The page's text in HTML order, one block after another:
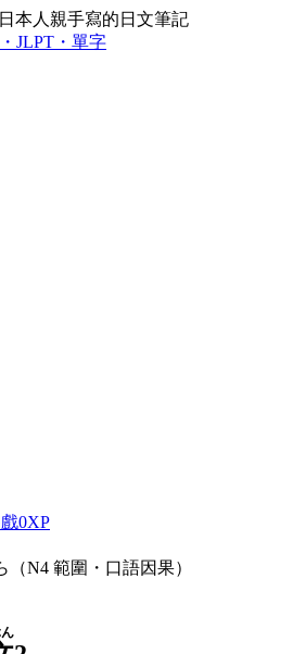
本人親手寫的日文筆記
JLPT・單字
0XP
（N4 範圍・口語因果）